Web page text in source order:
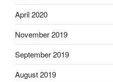
April 2020
November 2019
September 2019
August 2019